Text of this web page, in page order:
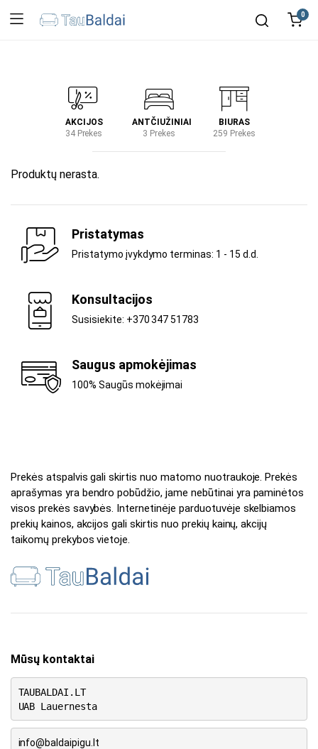
0
AKCIJOS
34 Prekes
ANTČIUŽINIAI
3 Prekes
BIURAS
259 Prekes
Produktų nerasta.
Pristatymas
Pristatymo įvykdymo terminas: 1 - 15 d.d.
Konsultacijos
Susisiekite: +370 347 51783
Saugus apmokėjimas
100% Saugūs mokėjimai
Prekės atspalvis gali skirtis nuo matomo nuotraukoje. Prekės
aprašymas yra bendro pobūdžio, jame nebūtinai yra paminėtos
visos prekės savybės. Internetinėje parduotuvėje skelbiamos
prekių kainos, akcijos gali skirtis nuo prekių kainų, akcijų
taikomų prekybos vietoje.
Mūsų kontaktai
TAUBALDAI.LT
UAB Lauernesta
info@baldaipigu.lt